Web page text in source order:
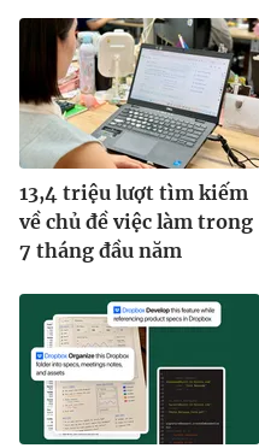
13,4 triệu lượt tìm kiếm
về chủ đề việc làm trong
7 tháng đầu năm